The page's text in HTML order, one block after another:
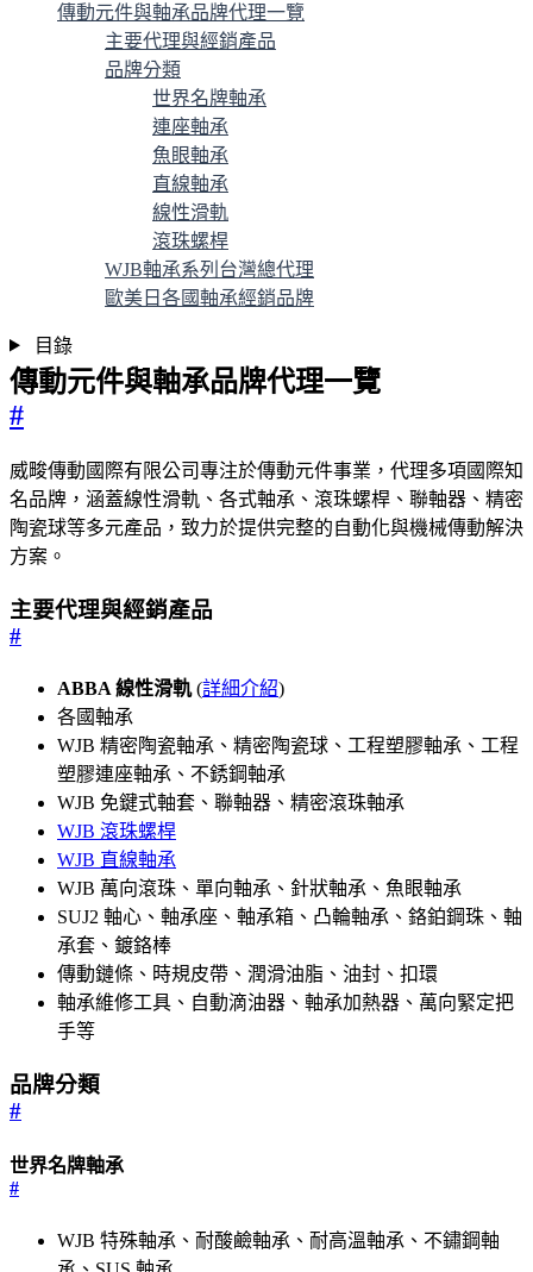
傳動元件與軸承品牌代理一覽
主要代理與經銷產品
品牌分類
世界名牌軸承
連座軸承
魚眼軸承
直線軸承
線性滑軌
滾珠螺桿
WJB軸承系列台灣總代理
歐美日各國軸承經銷品牌
目錄
傳動元件與軸承品牌代理一覽
#
威畯傳動國際有限公司專注於傳動元件事業，代理多項國際知
名品牌，涵蓋線性滑軌、各式軸承、滾珠螺桿、聯軸器、精密
陶瓷球等多元產品，致力於提供完整的自動化與機械傳動解決
方案。
主要代理與經銷產品
#
ABBA 線性滑軌(詳細介紹)
各國軸承
WJB 精密陶瓷軸承、精密陶瓷球、工程塑膠軸承、工程
塑膠連座軸承、不銹鋼軸承
WJB 免鍵式軸套、聯軸器、精密滾珠軸承
WJB 滾珠螺桿
WJB 直線軸承
WJB 萬向滾珠、單向軸承、針狀軸承、魚眼軸承
SUJ2 軸心、軸承座、軸承箱、凸輪軸承、鉻鉑鋼珠、軸
承套、鍍鉻棒
傳動鏈條、時規皮帶、潤滑油脂、油封、扣環
軸承維修工具、自動滴油器、軸承加熱器、萬向緊定把
手等
品牌分類
#
世界名牌軸承
#
WJB 特殊軸承、耐酸鹼軸承、耐高溫軸承、不鏽鋼軸